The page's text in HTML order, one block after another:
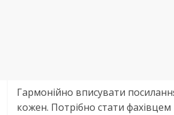
Гармонійно вписувати
кожен. Потрібно стати